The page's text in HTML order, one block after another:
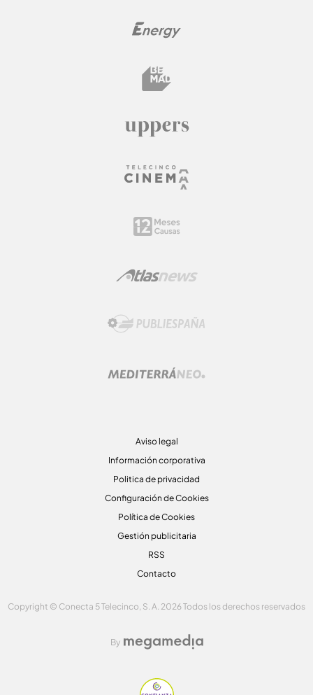
Aviso legal
Información corporativa
Politica de privacidad
Configuración de Cookies
Política de Cookies
Gestión publicitaria
RSS
Contacto
Copyright © Conecta 5 Telecinco, S. A. 2026 Todos los derechos reservados
By